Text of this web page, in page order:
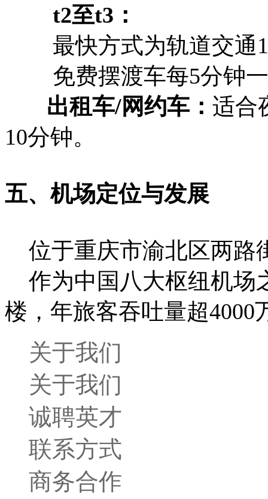
‌t2至t3‌：
最快方式为轨道交通
免费摆渡车每5分钟一
‌ 出租车/网约车‌： 适合
10分钟。
五、机场定位与发展
位于重庆市渝北区两路
作为中国八大枢纽机场
楼，年旅客吞吐量超4000
关于我们
关于我们
诚聘英才
联系方式
商务合作